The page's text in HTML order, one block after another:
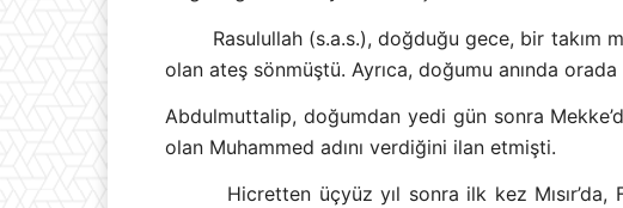
Rasulullah (s.a.s.), doğduğu gece, bir takım
olan ateş sönmüştü. Ayrıca, doğumu anında
Abdulmuttalip, doğumdan yedi gün sonra
olan Muhammed adını verdiğini ilan etmişti.
Hicretten üçyüz yıl sonra ilk kez